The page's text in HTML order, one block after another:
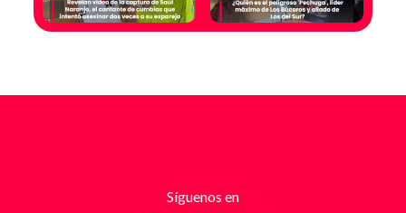
temor de un comerciante que empezó a recibir
mensajes y llamadas en las que le exigían dinero a
a las amenazas. Las exigencias económicas variaban
Síguenos en